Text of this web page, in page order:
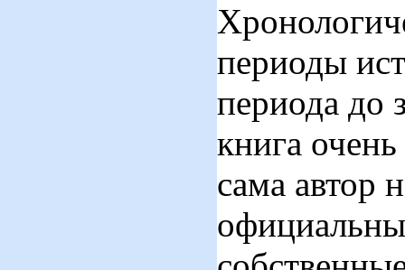
периоды
периода до
книга
сама автор